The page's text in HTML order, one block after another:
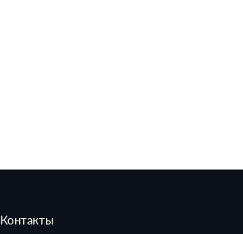
Контакты